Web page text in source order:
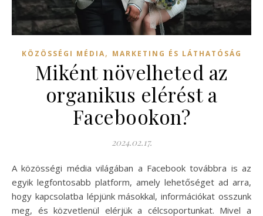
KÖZÖSSÉGI MÉDIA, MARKETING ÉS LÁTHATÓSÁG
Miként növelheted az
organikus elérést a
Facebookon?
2024.02.17.
A közösségi média világában a Facebook továbbra is az
egyik legfontosabb platform, amely lehetőséget ad arra,
hogy kapcsolatba lépjünk másokkal, információkat osszunk
meg, és közvetlenül elérjük a célcsoportunkat. Mivel a